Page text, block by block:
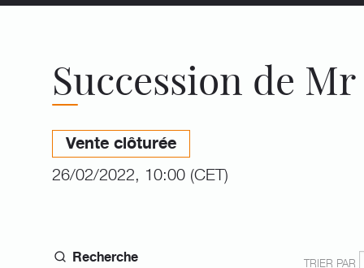
Succession de
Vente clôturée
26/02/2022, 10:00 (CET)
Recherche TRIER PAR